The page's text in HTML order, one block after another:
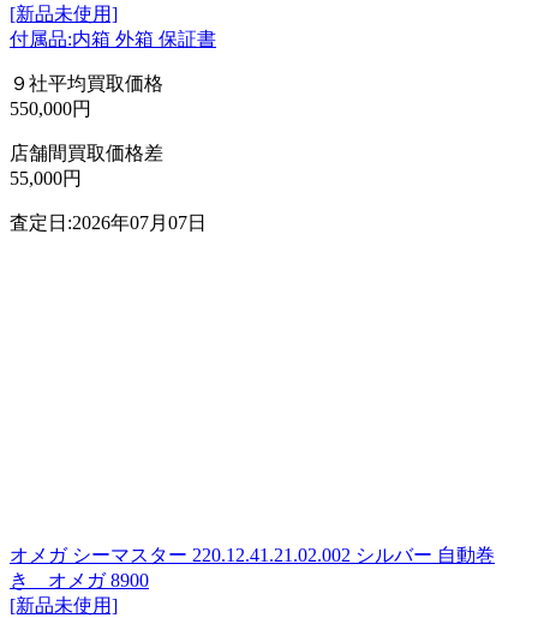
[新品未使用]
付属品:内箱 外箱 保証書
９社平均買取価格
550,000円
店舗間買取価格差
55,000円
査定日:2026年07月07日
オメガ シーマスター 220.12.41.21.02.002 シルバー 自動巻
き オメガ 8900
[新品未使用]